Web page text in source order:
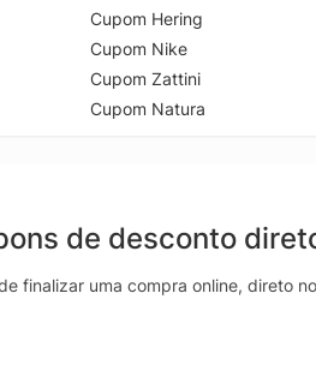
Cupom Hering
Cupom Nike
Cupom Zattini
Cupom Natura
de desconto
finalizar uma compra online, direto